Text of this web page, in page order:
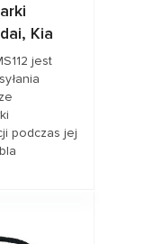
Kia
jest
podczas jej